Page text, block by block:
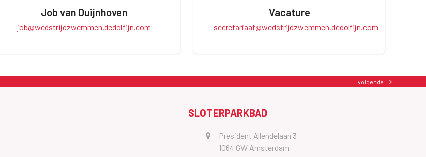
Job van Duijnhoven
job@wedstrijdzwemmen.dedolfijn.com
Vacature
secretariaat@wedstrijdzwemmen.dedolfijn.com
next
volgende
SLOTERPARKBAD
President Allendelaan 3
1064 GW Amsterdam